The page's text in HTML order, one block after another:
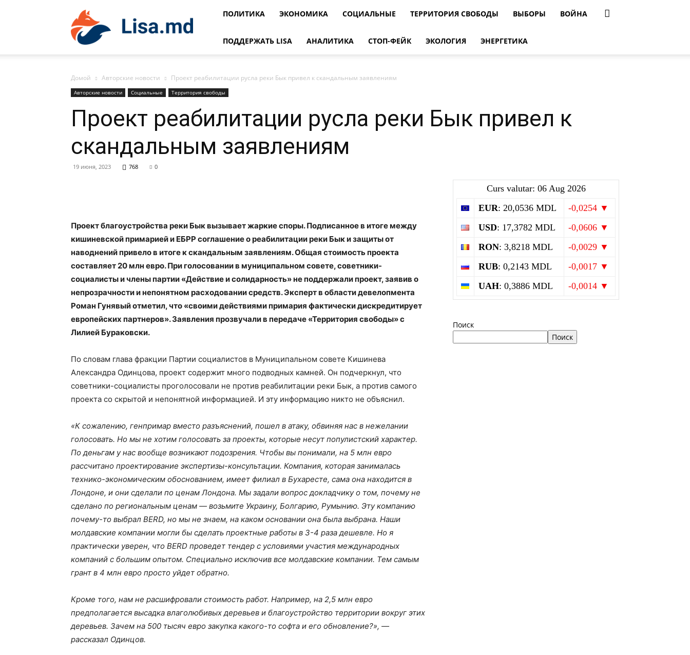
ПОЛИТИКА ЭКОНОМИКА СОЦИАЛЬНЫЕ ТЕРРИТОРИЯ СВОБОДЫ ВЫБОРЫ ВОЙНА
ПОДДЕРЖАТЬ LISA АНАЛИТИКА СТОП-ФЕЙК ЭКОЛОГИЯ ЭНЕРГЕТИКА
Домой Авторские новости Проект реабилитации русла реки Бык привел к скандальным заявлениям
Авторские новости Социальные Территория свободы
Проект реабилитации русла реки Бык привел к
скандальным заявлениям
19 июня, 2023 768 0
Проект благоустройства реки Бык вызывает жаркие споры. Подписанное в итоге между
кишиневской примарией и ЕБРР соглашение о реабилитации реки Бык и защиты от
наводнений привело в итоге к скандальным заявлениям. Общая стоимость проекта
составляет 20 млн евро. При голосовании в муниципальном совете, советники-
социалисты и члены партии «Действие и солидарность» не поддержали проект, заявив о
непрозрачности и непонятном расходовании средств. Эксперт в области девелопмента
Роман Гунявый отметил, что «своими действиями примария фактически дискредитирует
европейских партнеров». Заявления прозвучали в передаче «Территория свободы» с
Лилией Бураковски.
По словам глава фракции Партии социалистов в Муниципальном совете Кишинева
Александра Одинцова, проект содержит много подводных камней. Он подчеркнул, что
советники-социалисты проголосовали не против реабилитации реки Бык, а против самого
проекта со скрытой и непонятной информацией. И эту информацию никто не объяснил.
«К сожалению, генпримар вместо разъяснений, пошел в атаку, обвиняя нас в нежелании
голосовать. Но мы не хотим голосовать за проекты, которые несут популистский характер.
По деньгам у нас вообще возникают подозрения. Чтобы вы понимали, на 5 млн евро
рассчитано проектирование экспертизы-консультации. Компания, которая занималась
технико-экономическим обоснованием, имеет филиал в Бухаресте, сама она находится в
Лондоне, и они сделали по ценам Лондона. Мы задали вопрос докладчику о том, почему не
сделано по региональным ценам — возьмите Украину, Болгарию, Румынию. Эту компанию
почему-то выбрал BERD, но мы не знаем, на каком основании она была выбрана. Наши
молдавские компании могли бы сделать проектные работы в 3-4 раза дешевле. Но я
практически уверен, что BERD проведет тендер с условиями участия международных
компаний с большим опытом. Специально исключив все молдавские компании. Тем самым
грант в 4 млн евро просто уйдет обратно.
Кроме того, нам не расшифровали стоимость работ. Например, на 2,5 млн евро
предполагается высадка влаголюбивых деревьев и благоустройство территории вокруг этих
деревьев. Зачем на 500 тысяч евро закупка какого-то софта и его обновление?», —
рассказал Одинцов.
Curs valutar: 06 Aug 2026
EUR: 20,0536 MDL
-0,0254 ▼
USD: 17,3782 MDL
-0,0606 ▼
RON: 3,8218 MDL
-0,0029 ▼
RUB: 0,2143 MDL
-0,0017 ▼
UAH: 0,3886 MDL -0,0014 ▼
Поиск
Поиск